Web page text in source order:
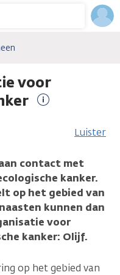
voor
informatie
Luister
contact met
kanker.
op het gebied van
kunnen dan
voor
kanker: Olijf.
op het gebied van